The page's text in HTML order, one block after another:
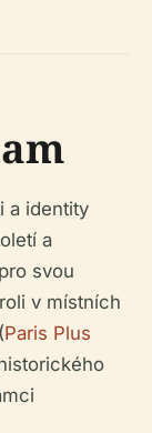
a identity
a
svou
v místních
Paris Plus